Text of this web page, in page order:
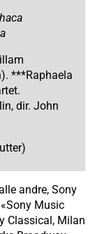
***Raphaela
dir. John
andre, Sony
Music
Classical, Milan